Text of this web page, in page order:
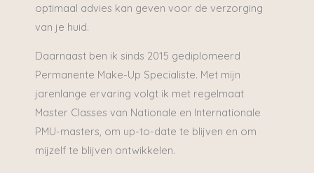
optimaal advies kan geven voor de verzorging
van je huid.
Daarnaast ben ik sinds 2015 gediplomeerd
Permanente Make-Up Specialiste. Met mijn
jarenlange ervaring volgt ik met regelmaat
Master Classes van Nationale en Internationale
PMU-masters, om up-to-date te blijven en om
mijzelf te blijven ontwikkelen.